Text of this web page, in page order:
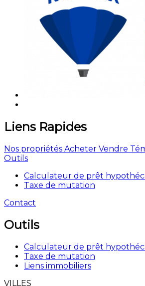
Liens Rapides
Nos propriétés Acheter Vendre
Outils
Calculateur de prêt
Taxe de mutation
Contact
Outils
Calculateur de prêt
Taxe de mutation
Liens immobiliers
VILLES